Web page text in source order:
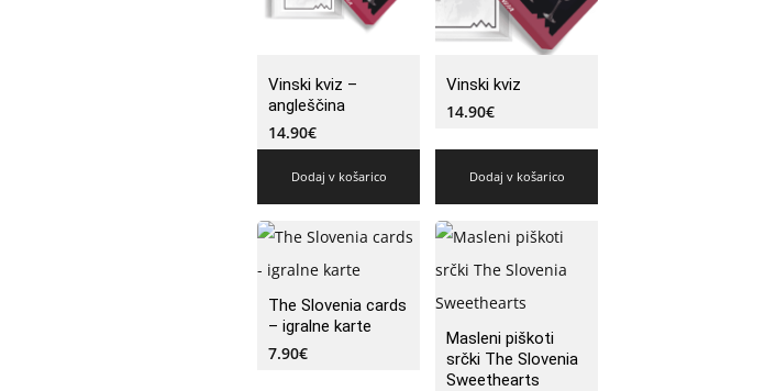
Vinski kviz –
angleščina
14.90€
Dodaj v košarico
Vinski kviz
14.90€
Dodaj v košarico
The Slovenia cards
– igralne karte
7.90€
Masleni piškoti
srčki The Slovenia
Sweethearts